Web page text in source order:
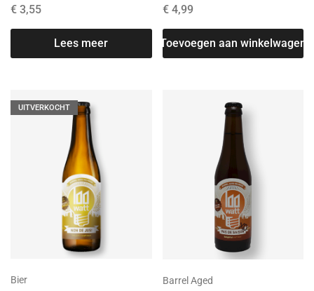
€ 3,55
Lees meer
€4,99
Toevoegen aan winkelwagen
UITVERKOCHT
Bier Barrel Aged